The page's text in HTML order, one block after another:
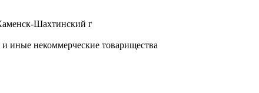
Шахтинский г
иные некоммерческие товарищества